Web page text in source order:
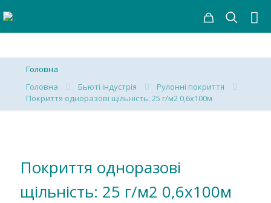
Головна
Головна
Бьюті індустрія
Рулонні покриття
Покриття одноразові щільність: 25 г/м2 0,6х100м
Покриття одноразові
щільність: 25 г/м2 0,6х100м